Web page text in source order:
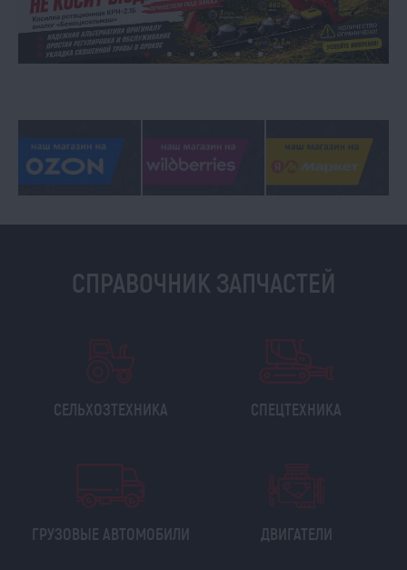
СПРАВОЧНИК ЗАПЧАСТЕЙ
СЕЛЬХОЗТЕХНИКА СПЕЦТЕХНИКА
ГРУЗОВЫЕ АВТОМОБИЛИ ДВИГАТЕЛИ